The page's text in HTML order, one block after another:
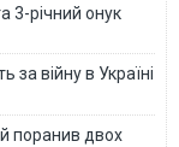
3-річний онук
за війну в Україні
поранив двох